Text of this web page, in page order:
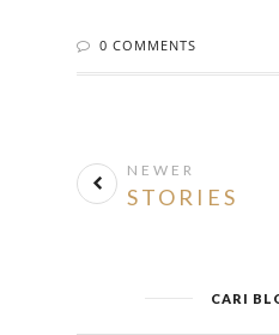
0 COMMENTS
NEWER
STORIES
CARI